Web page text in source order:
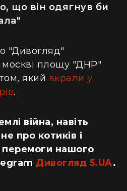
що він одягнув би
"Дивогляд"
площу "ДНР"
який вкрали у
.
війна, навіть
про котиків і
нашого
Дивогляд 5.UA.